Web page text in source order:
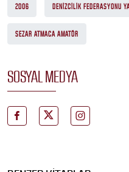
2006 DENIZCILIK FEDERASYONU
SEZAR ATMACA AMATÖR
SOSYAL MEDYA